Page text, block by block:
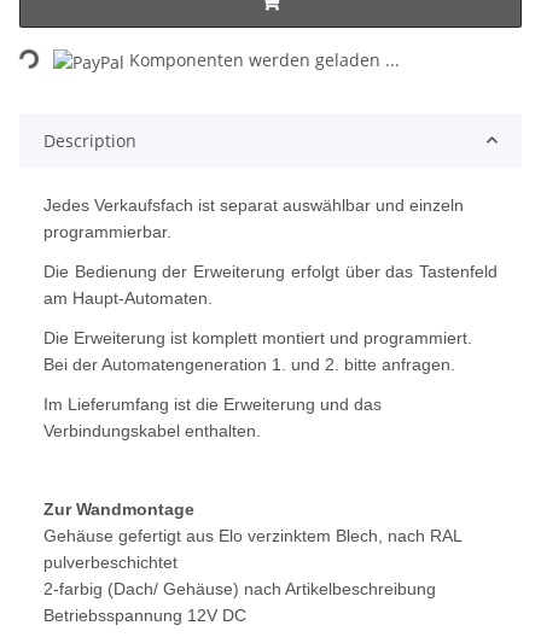
Loading... Komponenten werden geladen ...
Description
Jedes Verkaufsfach ist separat auswählbar und einzeln
programmierbar.
Die Bedienung der Erweiterung erfolgt über das Tastenfeld
am Haupt-Automaten.
Die Erweiterung ist komplett montiert und programmiert.
Bei der Automatengeneration 1. und 2. bitte anfragen.
Im Lieferumfang ist die Erweiterung und das
Verbindungskabel enthalten.
Zur Wandmontage
Gehäuse gefertigt aus Elo verzinktem Blech, nach RAL
pulverbeschichtet
2-farbig (Dach/ Gehäuse) nach Artikelbeschreibung
Betriebsspannung 12V DC